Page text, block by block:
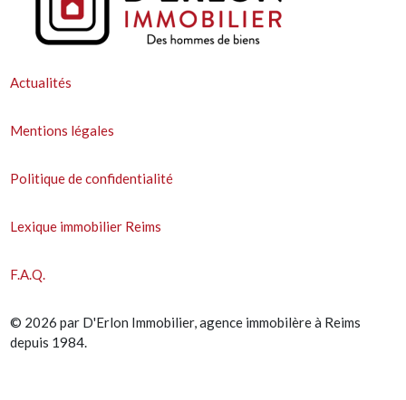
Actualités
Mentions légales
Politique de confidentialité
Lexique immobilier Reims
F.A.Q.
© 2026 par D'Erlon Immobilier, agence immobilère à Reims
depuis 1984.